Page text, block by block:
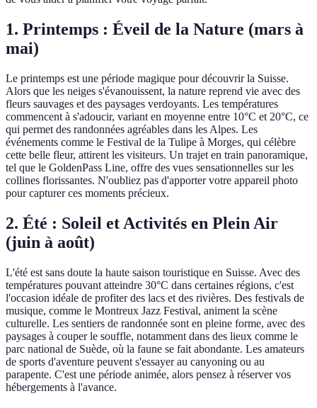
1. Printemps : Éveil de la Nature (mars à
mai)
Le printemps est une période magique pour découvrir la Suisse.
Alors que les neiges s'évanouissent, la nature reprend vie avec des
fleurs sauvages et des paysages verdoyants. Les températures
commencent à s'adoucir, variant en moyenne entre 10°C et 20°C, ce
qui permet des randonnées agréables dans les Alpes. Les
événements comme le Festival de la Tulipe à Morges, qui célèbre
cette belle fleur, attirent les visiteurs. Un trajet en train panoramique,
tel que le GoldenPass Line, offre des vues sensationnelles sur les
collines florissantes. N'oubliez pas d'apporter votre appareil photo
pour capturer ces moments précieux.
2. Été : Soleil et Activités en Plein Air
(juin à août)
L'été est sans doute la haute saison touristique en Suisse. Avec des
températures pouvant atteindre 30°C dans certaines régions, c'est
l'occasion idéale de profiter des lacs et des rivières. Des festivals de
musique, comme le Montreux Jazz Festival, animent la scène
culturelle. Les sentiers de randonnée sont en pleine forme, avec des
paysages à couper le souffle, notamment dans des lieux comme le
parc national de Suède, où la faune se fait abondante. Les amateurs
de sports d'aventure peuvent s'essayer au canyoning ou au
parapente. C'est une période animée, alors pensez à réserver vos
hébergements à l'avance.